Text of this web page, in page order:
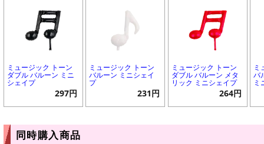
ミュージック トーン
ダブル バルーン ミニ
シェイプ
297円
ミュージック トーン
バルーン ミニシェイ
プ
231円
ミュージック トーン
ダブル バルーン メタ
リック ミニシェイプ
264円
ミ
バ
ミ
同時購入商品